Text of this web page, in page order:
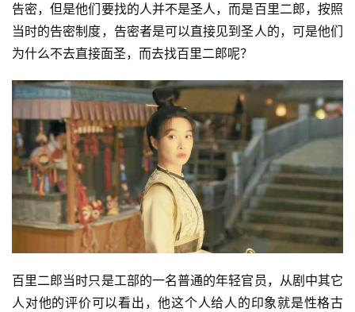
告密，但是他们要找的人并不是圣人，而是百里二郎，按照
当时的告密制度，告密者是可以直接见到圣人的，可是他们
为什么不去直接面圣，而去找百里二郎呢？
百里二郎当时只是工部的一名普通的年轻官员，从剧中其它
人对他的评价可以看出，他这个人给人的印象就是性格古